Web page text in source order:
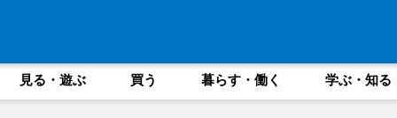
見る・遊ぶ 買う 暮らす・働く 学ぶ・知る